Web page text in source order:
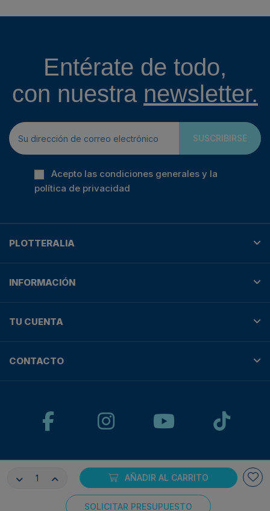
AÑADIR AL CARRITO
SOLICITAR PRESUPUESTO
Entérate de todo,
con nuestra newsletter.
SUSCRIBIRSE
Acepto las condiciones generales y la
política de privacidad
PLOTTERALIA
INFORMACIÓN
TU CUENTA
CONTACTO
© Plotteralia
Pagos 100% seguros con: